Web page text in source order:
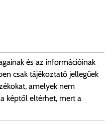
és az információinak
csak tájékoztató jellegűek
amelyek nem
képtől eltérhet, mert a